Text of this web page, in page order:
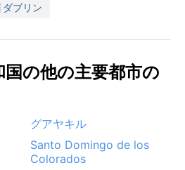
ブリン
の他の主要都市の
グアヤキル
Santo Domingo de los
Colorados